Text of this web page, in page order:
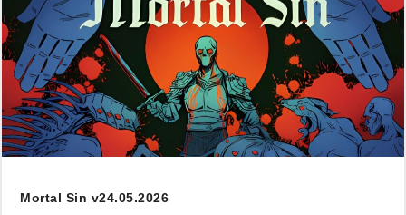
Mortal Sin v24.05.2026